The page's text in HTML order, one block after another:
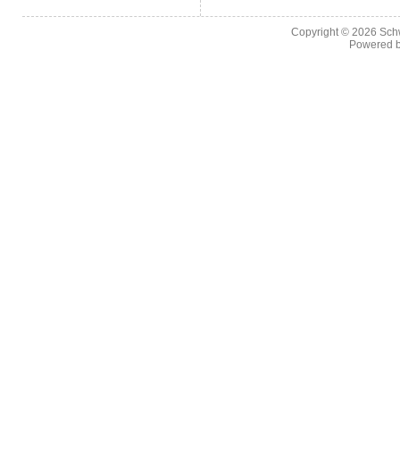
Copyright © 2026
Powered